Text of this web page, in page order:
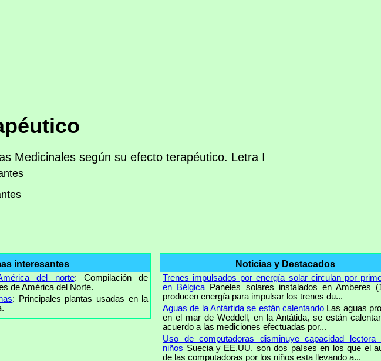
Medicinales según su efecto terapéutico. Letra I
interesantes
del norte: Compilación de
de América del Norte.
: Principales plantas usadas en la
Noticias y Destacados
Trenes impulsados por energía solar circulan por
en Bélgica Paneles solares instalados en Amberes
producen energía para impulsar los trenes du...
Aguas de la Antártida se están calentando Las aguas
en el mar de Weddell, en la Antátida, se están
acuerdo a las mediciones efectuadas por...
Uso de computadoras disminuye capacidad lectora
niños Suecia y EE.UU. son dos países en los que el
de las computadoras por los niños esta llevando a...